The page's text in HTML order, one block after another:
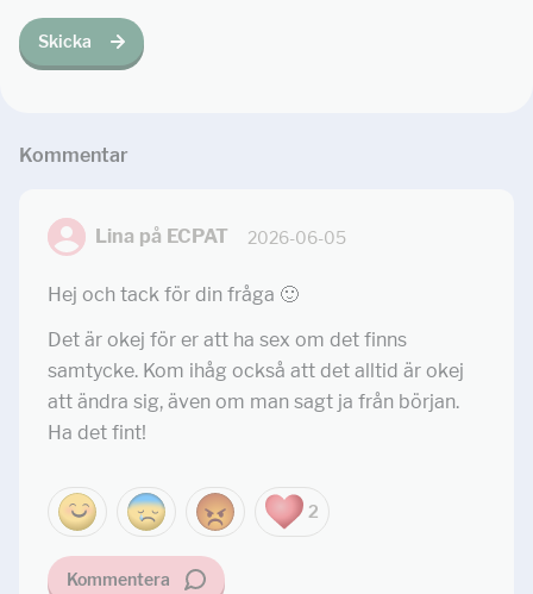
Skicka
Kommentar
Lina på ECPAT 2026-06-05
Hej och tack för din fråga 🙂
Det är okej för er att ha sex om det finns
samtycke. Kom ihåg också att det alltid är okej
att ändra sig, även om man sagt ja från början.
Ha det fint!
2
Kommentera